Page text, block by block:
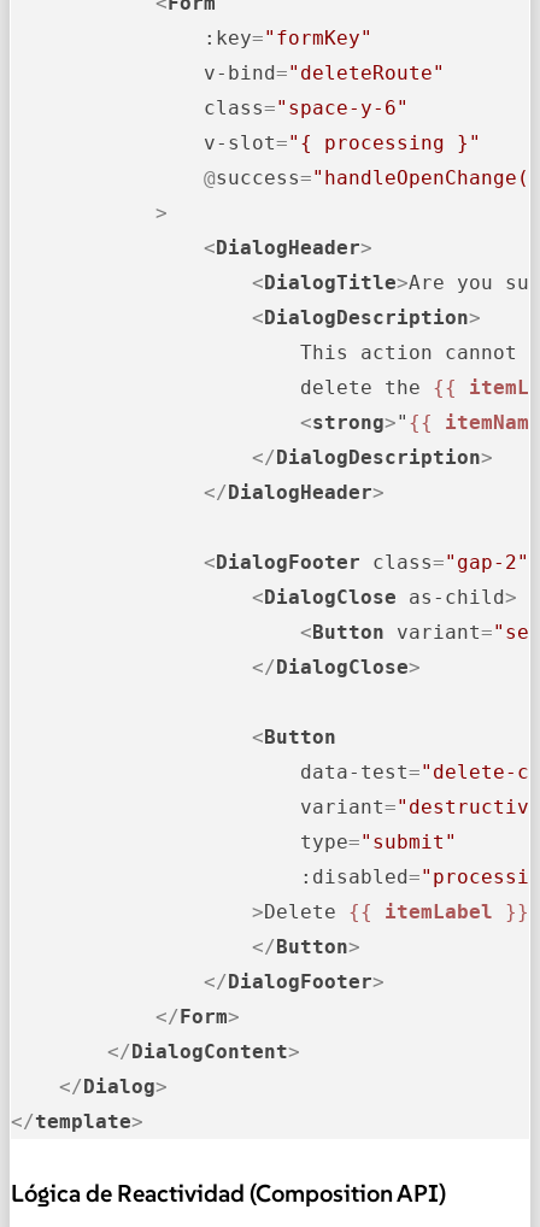
:key="formKey"
v-bind="deleteRoute"
class="space-y-6"
v-slot="{ processing }"
                @
success=
            >
<DialogHeader>
<DialogTitle>Are you
<DialogDescription>
This action cannot
                        delete the
{{
<strong>" {{ itemName
</DialogDescription>
</DialogHeader>
<DialogFooter class="gap-2"
<DialogClose as-child>
<Button variant=
</DialogClose>
<Button
data-test="delete-
variant=
type="submit"
:disabled=
                    >
Delete {{ itemLabel }}
</Button>
</DialogFooter>
</Form>
</DialogContent>
</Dialog>
</template>
Lógica de Reactividad (Composition API)